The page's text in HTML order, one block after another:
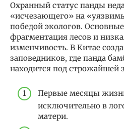
Охранный статус панды
«исчезающего» на
победой экологов.
фрагментация лесов и
изменчивость. В Китае
заповедников, где панда
находится под строжайшей
Первые месяцы
исключительно в
матери.